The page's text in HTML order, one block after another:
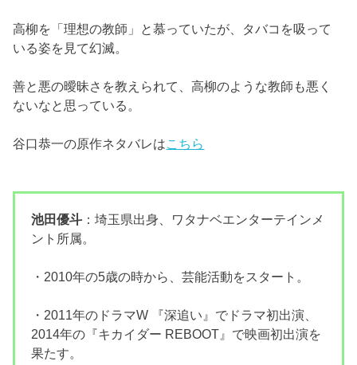
高柳を「理想の教師」と慕っていたが、タバコを吸って
いる姿を見て幻滅。
善と悪の曖昧さを教えられて、高柳のような教師も悪く
ないなと思っている。
谷口恭一の原作ネタバレはこちら
池田優斗 ：埼玉県出身、ワタナベエンターテインメ
ント所属。
・2010年の5歳の時から、芸能活動をスタート。
・2011年のドラマW 『深追い』でドラマ初出演、
2014年の『キカイダー REBOOT』で映画初出演を
果たす。